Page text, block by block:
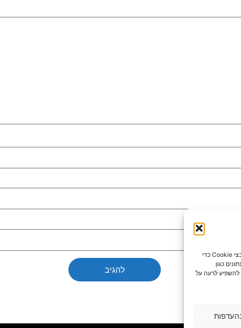
כדי לספק את חוויות המשתמש הטובות ביותר, אנו משתמשים בטכנולוגיות כמו קובצי Cookie כדי
כגון
להשפיע לרעה על